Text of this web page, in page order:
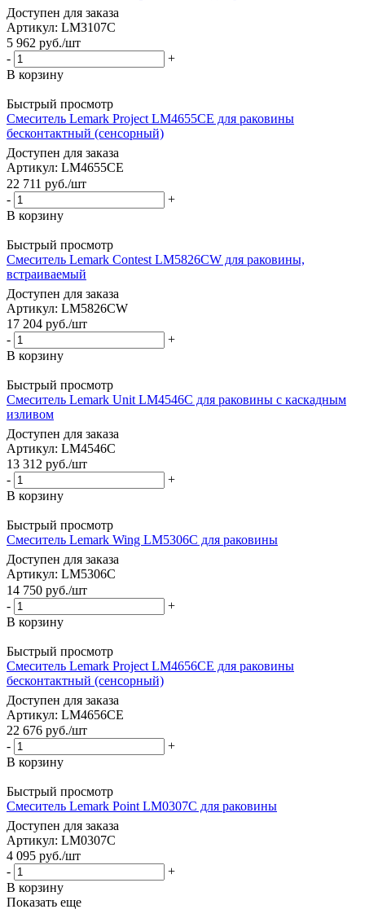
Доступен для заказа
Артикул: LM3107C
5 962 руб./шт
-
+
В корзину
Быстрый просмотр
Смеситель Lemark Project LM4655CE для раковины
бесконтактный (сенсорный)
Доступен для заказа
Артикул: LM4655CE
22 711 руб./шт
-
+
В корзину
Быстрый просмотр
Смеситель Lemark Contest LM5826CW для раковины,
встраиваемый
Доступен для заказа
Артикул: LM5826CW
17 204 руб./шт
-
+
В корзину
Быстрый просмотр
Смеситель Lemark Unit LM4546C для раковины с каскадным
изливом
Доступен для заказа
Артикул: LM4546C
13 312 руб./шт
-
+
В корзину
Быстрый просмотр
Смеситель Lemark Wing LM5306C для раковины
Доступен для заказа
Артикул: LM5306C
14 750 руб./шт
-
+
В корзину
Быстрый просмотр
Смеситель Lemark Project LM4656CE для раковины
бесконтактный (сенсорный)
Доступен для заказа
Артикул: LM4656CE
22 676 руб./шт
-
+
В корзину
Быстрый просмотр
Смеситель Lemark Point LM0307C для раковины
Доступен для заказа
Артикул: LM0307C
4 095 руб./шт
-
+
В корзину
Показать еще